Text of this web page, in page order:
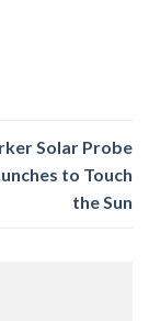
Solar Probe
to Touch
the Sun